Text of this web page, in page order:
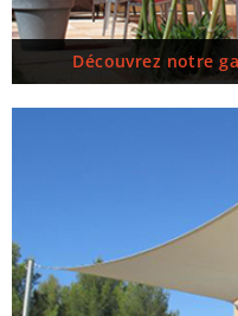
Découvrez notre